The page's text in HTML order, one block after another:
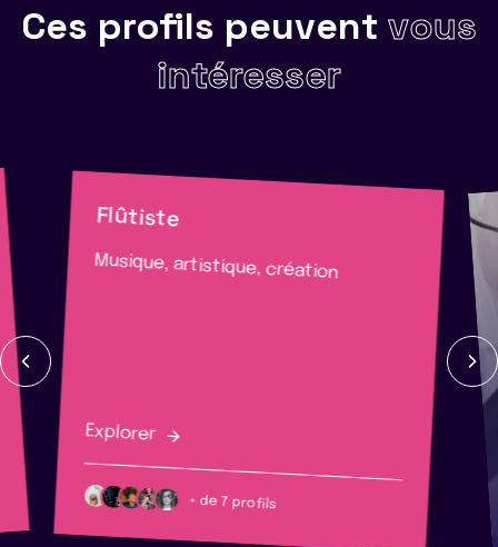
Ces profils peuvent vous
intéresser
Flûtiste
Musique, artistique, création
Explorer
+ de 7 profils